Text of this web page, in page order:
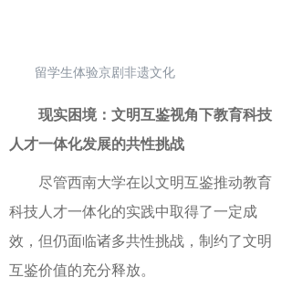
留学生体验京剧非遗文化
现实困境：文明互鉴视角下教育科技
人才一体化发展的共性挑战
尽管西南大学在以文明互鉴推动教育
科技人才一体化的实践中取得了一定成
效，但仍面临诸多共性挑战，制约了文明
互鉴价值的充分释放。